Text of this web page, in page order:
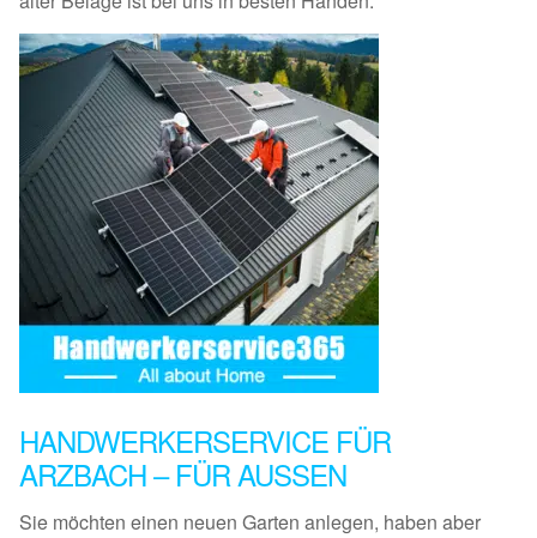
HANDWERKERSERVICE FÜR
ARZBACH – FÜR AUSSEN
Sie möchten einen neuen Garten anlegen, haben aber